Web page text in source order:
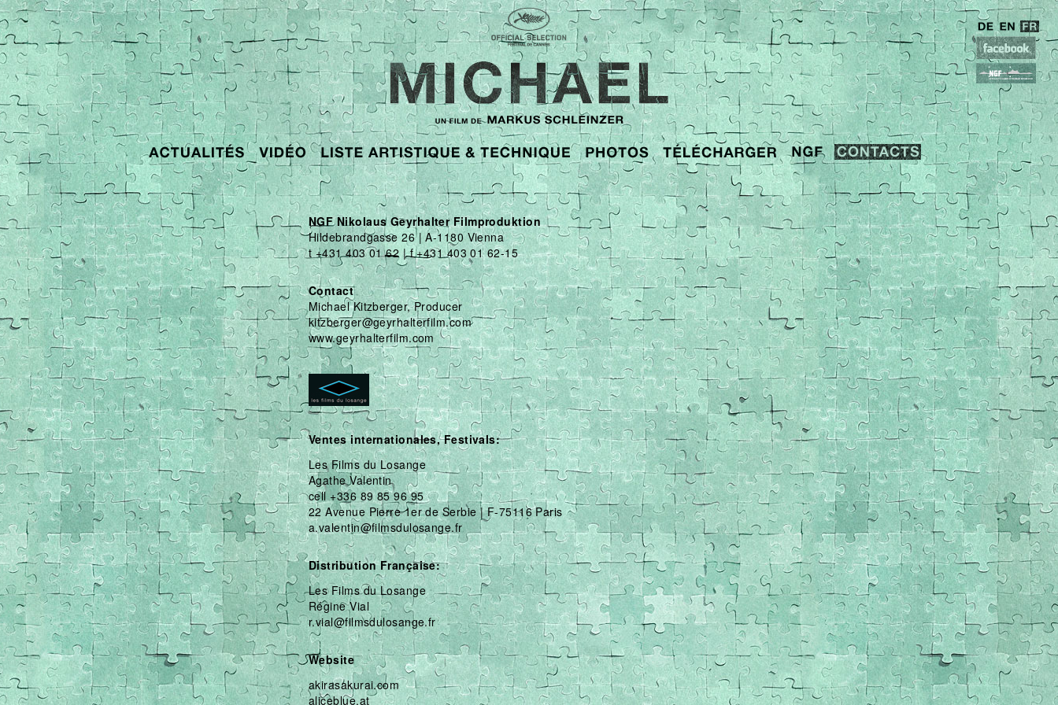
NGF Nikolaus Geyrhalter Filmproduktion
Hildebrandgasse 26 | A-1180 Vienna
t +431 403 01 62 | f +431 403 01 62-15
Contact
Michael Kitzberger, Producer
kitzberger@geyrhalterfilm.com
www.geyrhalterfilm.com
Ventes internationales, Festivals:
Les Films du Losange
Agathe Valentin
cell +336 89 85 96 95
22 Avenue Pierre 1er de Serbie | F-75116 Paris
a.valentin@filmsdulosange.fr
Distribution Française:
Les Films du Losange
Régine Vial
r.vial@filmsdulosange.fr
Website
akirasakurai.com
aliceblue.at